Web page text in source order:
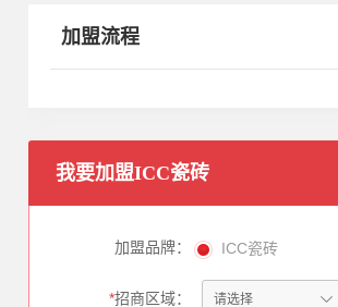
加盟流程
我要加盟ICC瓷砖
加盟品牌： ICC瓷砖
*招商区域：